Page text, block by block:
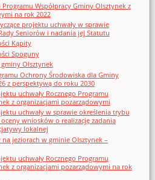
Współpracy Gminy Olsztynek z
na rok 2022
projektu uchwały w sprawie
Seniorów i nadania jej Statutu
Kąpity
Spoguny
Olsztynek
Ochrony Środowiska dla Gminy
z perspektywą do roku 2030
uchwały Rocznego Programu
z organizacjami pozarządowymi
uchwały w sprawie określenia trybu
wniosków o realizację zadania
lokalnej
jeziorach w gminie Olsztynek –
uchwały Rocznego Programu
z organizacjami pozarządowymi na rok